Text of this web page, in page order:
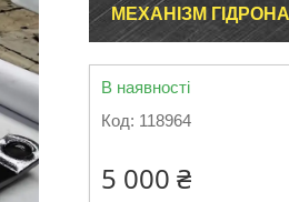
МЕХАНІЗМ
В наявності
Код: 118964
5 000 ₴